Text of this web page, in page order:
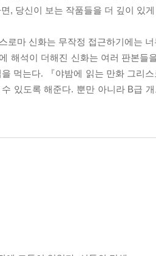
, 당신이 보는 작품들을 더 깊이 있
로마 신화는 무작정 접근하기에는
해석이 더해진 신화는 여러 판본들
먹는다. 『야밤에 읽는 만화 그리
있도록 해준다. 뿐만 아니라 B급